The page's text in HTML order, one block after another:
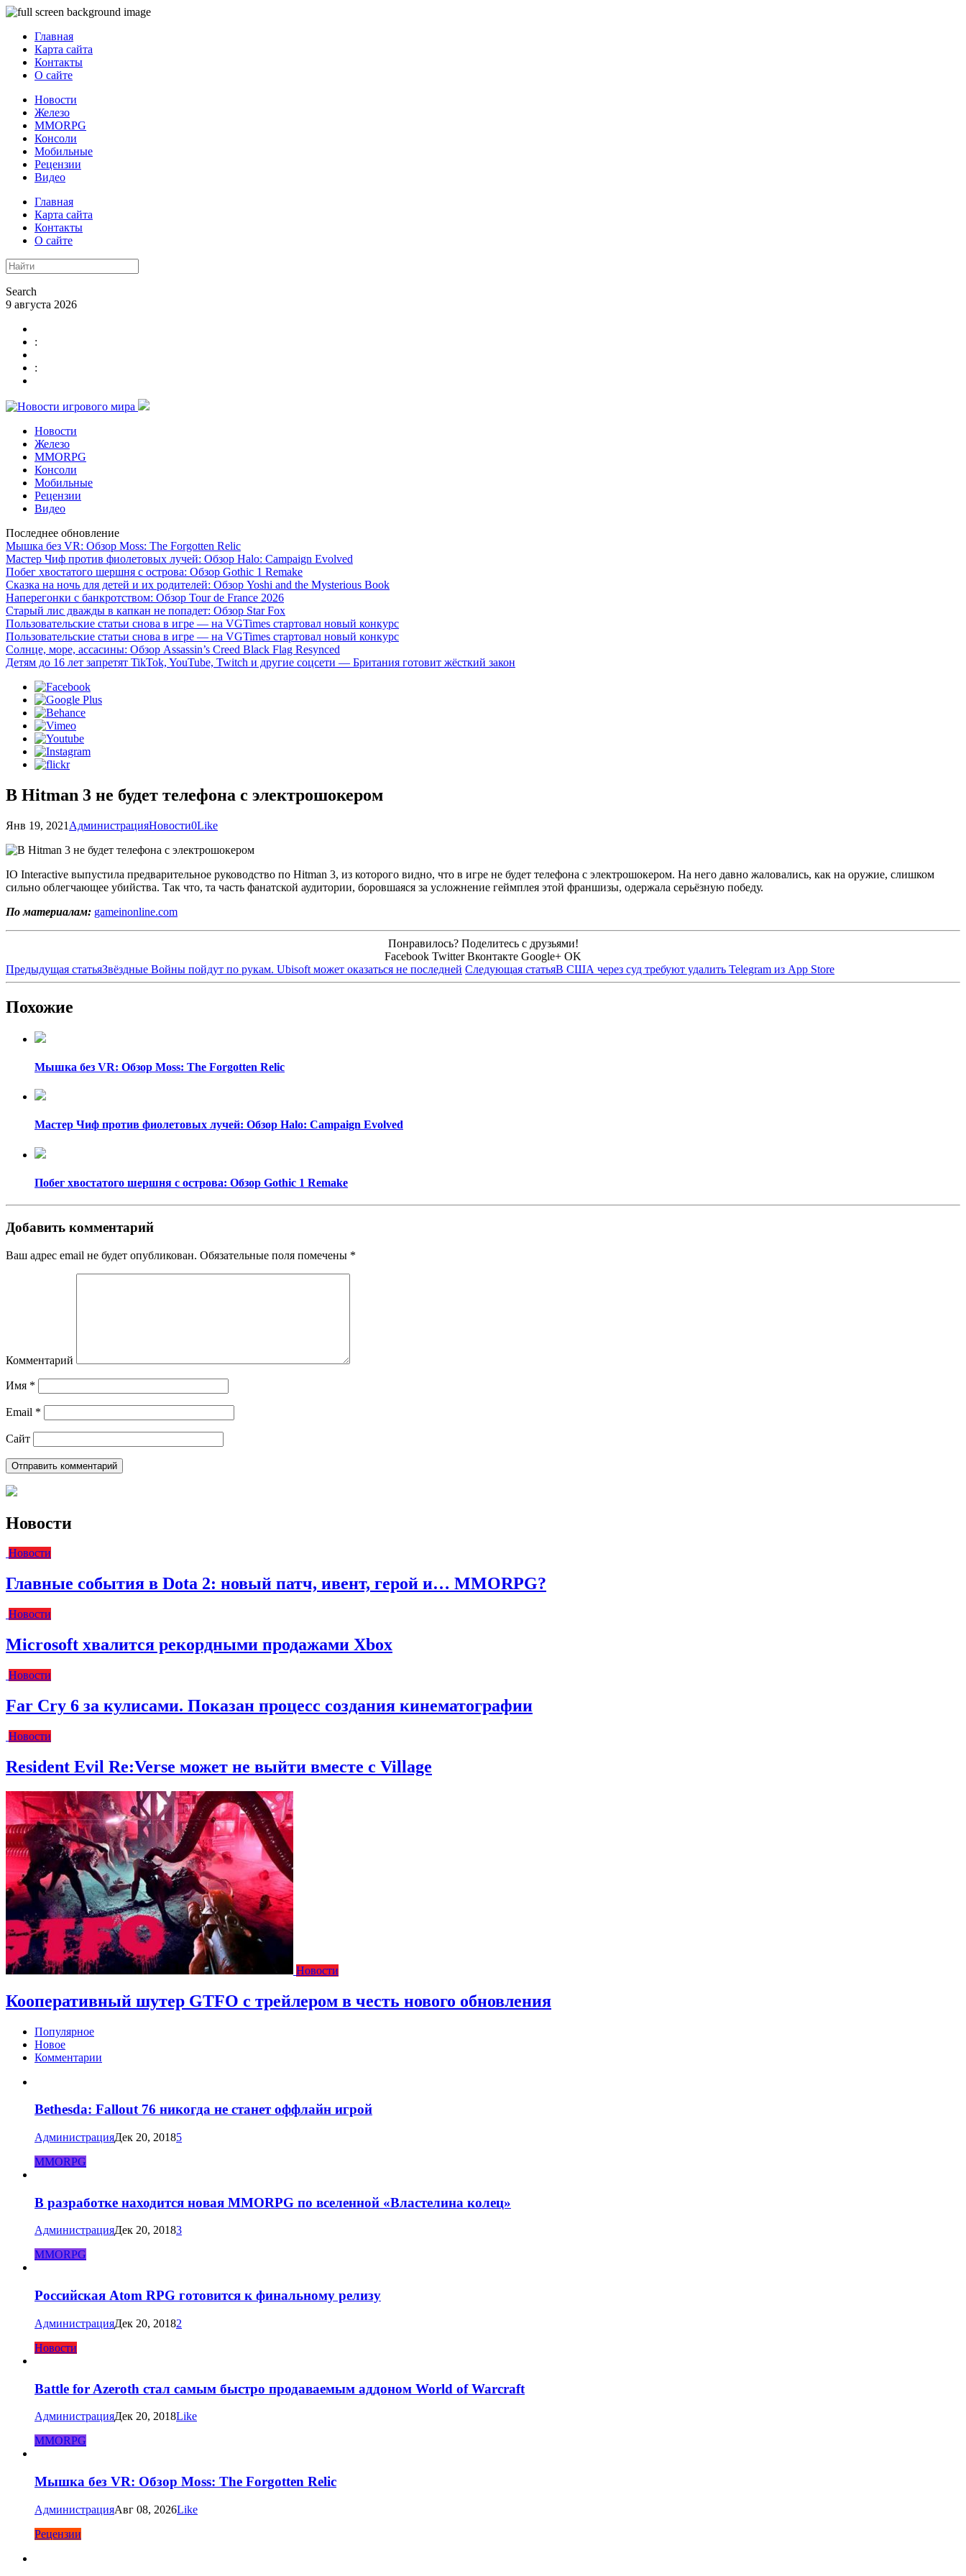
Главная
Карта сайта
Контакты
О сайте
Новости
Железо
MMORPG
Консоли
Мобильные
Рецензии
Видео
Главная
Карта сайта
Контакты
О сайте
Search
9 августа 2026
:
:
Новости
Железо
MMORPG
Консоли
Мобильные
Рецензии
Видео
Последнее обновление
Мышка без VR: Обзор Moss: The Forgotten Relic
Мастер Чиф против фиолетовых лучей: Обзор Halo: Campaign Evolved
Побег хвостатого шершня с острова: Обзор Gothic 1 Remake
Сказка на ночь для детей и их родителей: Обзор Yoshi and the Mysterious Book
Наперегонки с банкротством: Обзор Tour de France 2026
Старый лис дважды в капкан не попадет: Обзор Star Fox
Пользовательские статьи снова в игре — на VGTimes стартовал новый конкурс
Пользовательские статьи снова в игре — на VGTimes стартовал новый конкурс
Солнце, море, ассасины: Обзор Assassin’s Creed Black Flag Resynced
Детям до 16 лет запретят TikTok, YouTube, Twitch и другие соцсети — Британия готовит жёсткий закон
В Hitman 3 не будет телефона с электрошокером
Янв 19, 2021 АдминистрацияНовости0Like
IO Interactive выпустила предварительное руководство по Hitman 3, из которого видно, что в игре не будет телефона с электрошокером. На него давно жаловались, как на оружие, слишком
сильно облегчающее убийства. Так что, та часть фанатской аудитории, боровшаяся за усложнение геймплея этой франшизы, одержала серьёзную победу.
По материалам: gameinonline.com
Понравилось? Поделитесь с друзьями!
Facebook Twitter Вконтакте Google+ OK
Предыдущая статьяЗвёздные Войны пойдут по рукам. Ubisoft может оказаться не последней Следующая статьяВ США через суд требуют удалить Telegram из App Store
Похожие
Мышка без VR: Обзор Moss: The Forgotten Relic
Мастер Чиф против фиолетовых лучей: Обзор Halo: Campaign Evolved
Побег хвостатого шершня с острова: Обзор Gothic 1 Remake
Добавить комментарий
Ваш адрес email не будет опубликован. Обязательные поля помечены *
Комментарий
Имя *
Email *
Сайт
Новости
Новости
Главные события в Dota 2: новый патч, ивент, герой и… MMORPG?
Новости
Microsoft хвалится рекордными продажами Xbox
Новости
Far Cry 6 за кулисами. Показан процесс создания кинематографии
Новости
Resident Evil Re:Verse может не выйти вместе с Village
Новости
Кооперативный шутер GTFO с трейлером в честь нового обновления
Популярное
Новое
Комментарии
Bethesda: Fallout 76 никогда не станет оффлайн игрой
АдминистрацияДек 20, 20185
MMORPG
В разработке находится новая MMORPG по вселенной «Властелина колец»
АдминистрацияДек 20, 20183
MMORPG
Российская Atom RPG готовится к финальному релизу
АдминистрацияДек 20, 20182
Новости
Battle for Azeroth стал самым быстро продаваемым аддоном World of Warcraft
АдминистрацияДек 20, 2018Like
MMORPG
Мышка без VR: Обзор Moss: The Forgotten Relic
АдминистрацияАвг 08, 2026Like
Рецензии